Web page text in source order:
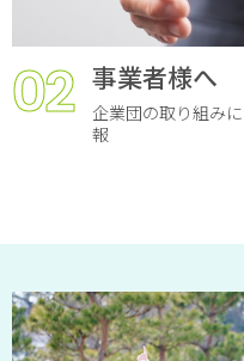
02 事業者様へ
企業団の取り組み
報